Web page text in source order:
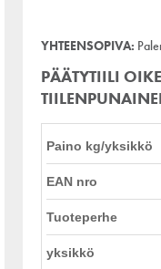
YHTEENSOPIVA:
PÄÄTYTIILI
Paino kg/yksikkö
EAN nro
Tuoteperhe
yksikkö